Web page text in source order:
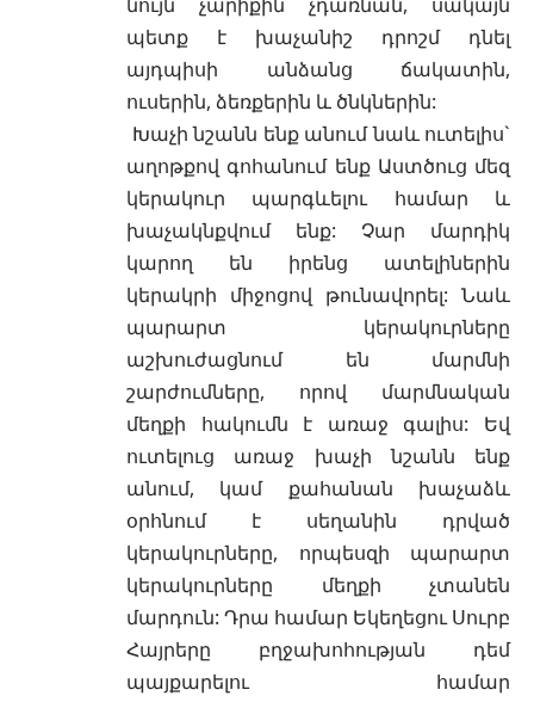
պետք է խաչանիշ դրոշմդնել
այդպիսի անձանց ճակատին,
ուսերին, ձեռքերին և ծնկներին:
Խաչի նշանն ենք անում նաև ուտելիս`
աղոթքով գոհանում ենք Աստծուց մեզ
կերակուր պարգևելու համար և
խաչակնքվում ենք: Չար մարդիկ
կարող են իրենց ատելիներին
կերակրի միջոցով թունավորել: Նաև
պարարտ կերակուրները
աշխուժացնում են մարմնի
շարժումները, որով մարմնական
մեղքի հակումն է առաջ գալիս: Եվ
ուտելուց առաջ խաչի նշանն ենք
անում, կամ քահանան խաչաձև
օրհնում է սեղանին դրված
կերակուրները, որպեսզի պարարտ
կերակուրները մեղքի չտանեն
մարդուն: Դրա համար Եկեղեցու Սուրբ
Հայրերը բղջախոհության դեմ
պայքարելու համար